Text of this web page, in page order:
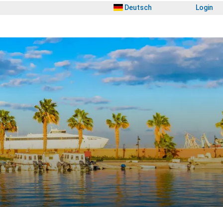
Deutsch Login